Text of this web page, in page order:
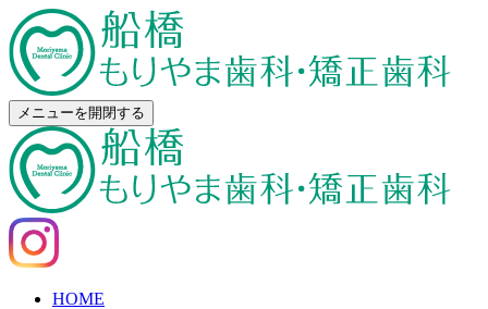
メニューを開閉する
HOME